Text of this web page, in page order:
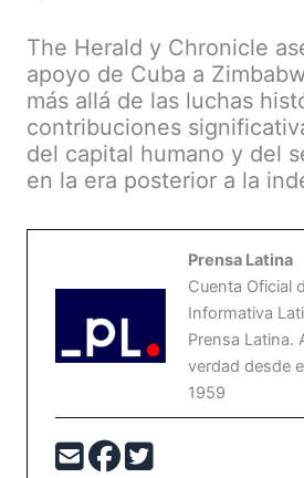
The Herald y Chronicle
apoyo de Cuba a
más allá de las luchas
contribuciones
del capital humano y del
en la era posterior a la
Prensa Latina
Cuenta Oficial
Informativa
Prensa Latina.
verdad desde
1959